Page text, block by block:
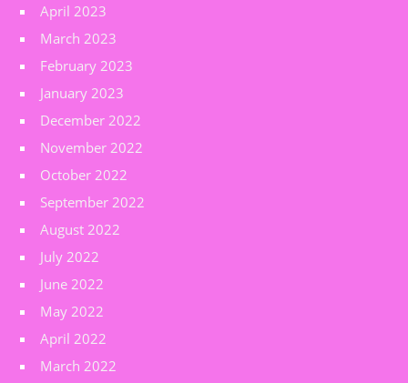
April 2023
March 2023
February 2023
January 2023
December 2022
November 2022
October 2022
September 2022
August 2022
July 2022
June 2022
May 2022
April 2022
March 2022